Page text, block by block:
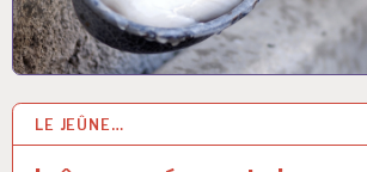
LE JEÛNE…
6 JUIN 2019